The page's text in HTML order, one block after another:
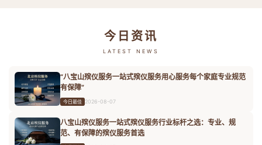
今日资讯
LATEST NEWS
“八宝山殡仪服务一站式殡仪服务用心服务每个家庭专业规范
有保障”
今日最佳 2026-08-07
八宝山殡仪服务一站式殡仪服务行业标杆之选：专业、规
范、有保障的殡仪服务首选